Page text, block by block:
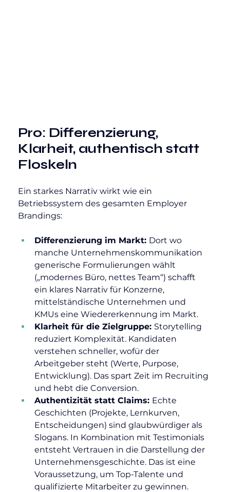
Pro: Differenzierung,
Klarheit, authentisch statt
Floskeln
Ein starkes Narrativ wirkt wie ein
Betriebssystem des gesamten Employer
Brandings:
Differenzierung im Markt: Dort wo
manche Unternehmenskommunikation
generische Formulierungen wählt
(„modernes Büro, nettes Team“) schafft
ein klares Narrativ für Konzerne,
mittelständische Unternehmen und
KMUs eine Wiedererkennung im Markt.
Klarheit für die Zielgruppe: Storytelling
reduziert Komplexität. Kandidaten
verstehen schneller, wofür der
Arbeitgeber steht (Werte, Purpose,
Entwicklung). Das spart Zeit im Recruiting
und hebt die Conversion.
Authentizität statt Claims: Echte
Geschichten (Projekte, Lernkurven,
Entscheidungen) sind glaubwürdiger als
Slogans. In Kombination mit Testimonials
entsteht Vertrauen in die Darstellung der
Unternehmensgeschichte. Das ist eine
Voraussetzung, um Top-Talente und
qualifizierte Mitarbeiter zu gewinnen.